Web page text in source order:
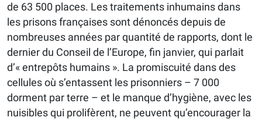
de 63 500 places. Les traitements inhumains dans
les prisons françaises sont dénoncés depuis de
nombreuses années par quantité de rapports, dont le
dernier du Conseil de l’Europe, fin janvier, qui parlait
d’« entrepôts humains ». La promiscuité dans des
cellules où s’entassent les prisonniers – 7 000
dorment par terre – et le manque d’hygiène, avec les
nuisibles qui prolifèrent, ne peuvent qu’encourager la